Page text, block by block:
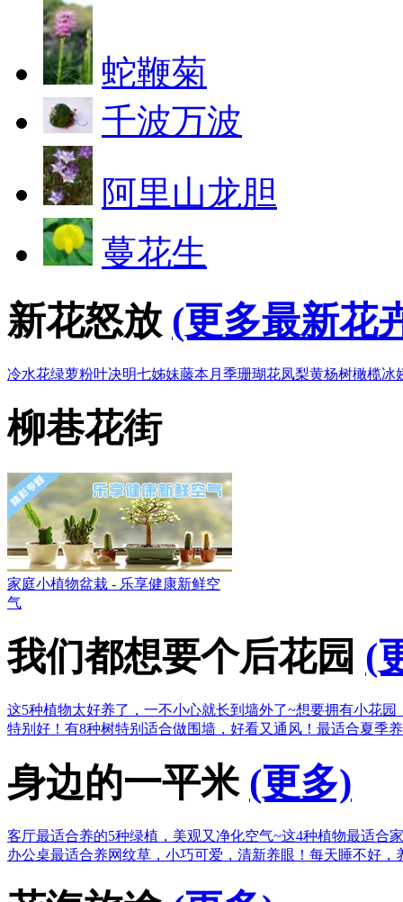
蛇鞭菊
千波万波
阿里山龙胆
蔓花生
新花怒放 (更多最新花
冷水花绿萝粉叶决明七姊妹藤本月季珊瑚花凤梨黄杨树橄榄冰
柳巷花街
家庭小植物盆栽 - 乐享健康新鲜空
气
我们都想要个后花园 (
这5种植物太好养了，一不小心就长到墙外了~想要拥有小花园
特别好！ 有8种树特别适合做围墙，好看又通风！ 最适合夏季
身边的一平米 (更多)
客厅最适合养的5种绿植，美观又净化空气~这4种植物最适合
办公桌最适合养网纹草，小巧可爱，清新养眼！ 每天睡不好，